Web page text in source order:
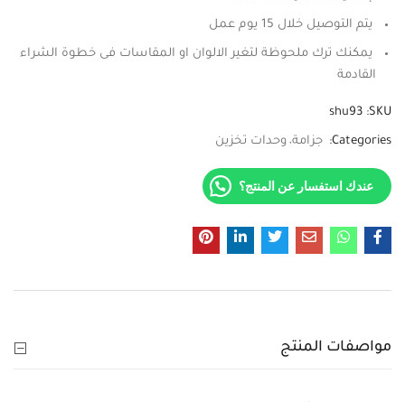
يتم التوصيل خلال 15 يوم عمل
يمكنك ترك ملحوظة لتغير الالوان او المقاسات فى خطوة الشراء
القادمة
SKU:
shu93
Categories: جزامة وحدات تخزين
عندك استفسار عن المنتج؟
مواصفات المنتج